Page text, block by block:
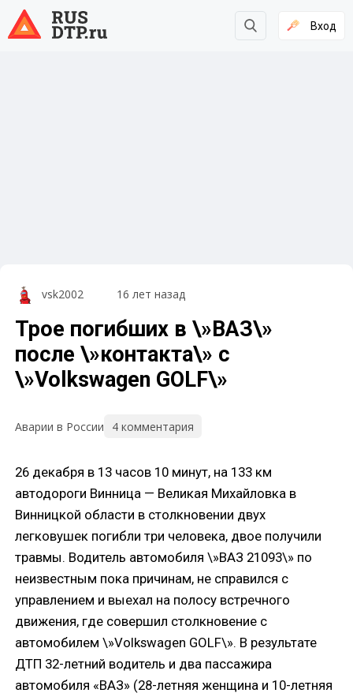
Вход
vsk2002 16 лет назад
Трое погибших в \»ВАЗ\»
после \»контакта\» с
\»Volkswagen GOLF\»
Аварии в России 4 комментария
26 декабря в 13 часов 10 минут, на 133 км
автодороги Винница — Великая Михайловка в
Винницкой области в столкновении двух
легковушек погибли три человека, двое получили
травмы. Водитель автомобиля \»ВАЗ 21093\» по
неизвестным пока причинам, не справился с
управлением и выехал на полосу встречного
движения, где совершил столкновение с
автомобилем \»Volkswagen GOLF\». В результате
ДТП 32-летний водитель и два пассажира
автомобиля «ВАЗ» (28-летняя женщина и 10-летняя